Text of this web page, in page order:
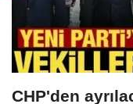
CHP'den